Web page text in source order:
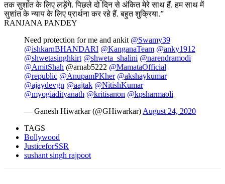
तक सुशांत के लिए लड़ेंगे. पिछले दो दिन से अंकित मेरे साथ हैं. हम साथ में
सुशांत के न्याय के लिए प्रार्थना कर रहे हैं. बहुत शुक्रिया.”
RANJANA PANDEY
Need protection for me and ankit @Swamy39
@ishkarnBHANDARI @KanganaTeam @anky1912
@shwetasinghkirt @shweta_shalini @narendramodi
@AmitShah @arnab5222 @MamataOfficial
@republic @AnupamPKher @akshaykumar
@ajaydevgn @aajtak @NitishKumar
@myogiadityanath @kritisanon @kpsharmaoli
— Ganesh Hiwarkar (@GHiwarkar) August 24, 2020
TAGS
Bollywood
JusticeforSSR
sushant singh rajpoot